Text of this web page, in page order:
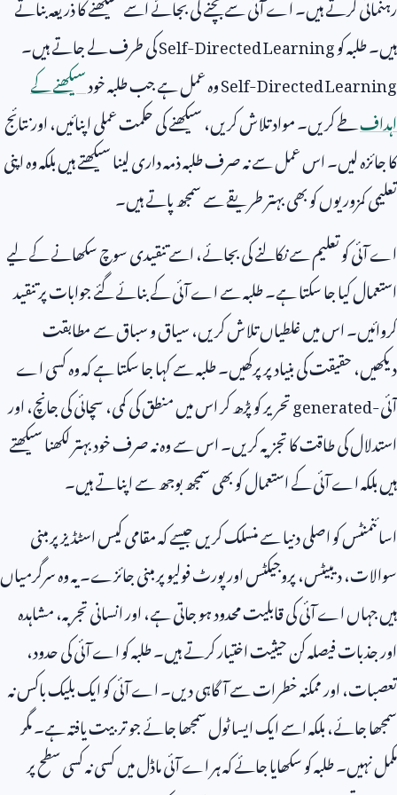
ہیں۔ طلبہ کوSelf-Directed Learningکی طرف لے جاتے ہیں۔
Self-Directed Learningوہ عمل ہے جب طلبہ خودسیکھنے کے
اہدافطے کریں۔ مواد تلاش کریں، سیکھنے کی حکمت عملی اپنائیں، اور نتائج
کا جائزہ لیں۔ اس عمل سے نہ صرف طلبہ ذمہ داری لینا سیکھتے ہیں بلکہ وہ اپنی
تعلیمی کمزوریوں کو بھی بہتر طریقے سے سمجھ پاتے ہیں۔
اے آئی کو تعلیم سے نکالنے کی بجائے، اسے تنقیدی سوچ سکھانے کے لیے
استعمال کیا جا سکتا ہے۔ طلبہ سے اے آئی کے بنائے گئے جوابات پر تنقید
کروائیں۔ اس میں غلطیاں تلاش کریں، سیاق و سباق سے مطابقت
دیکھیں، حقیقت کی بنیاد پر پرکھیں۔ طلبہ سے کہا جا سکتا ہے کہ وہ کسی اے
آئی-generatedتحریر کو پڑھ کر اس میں منطق کی کمی، سچائی کی جانچ، اور
استدلال کی طاقت کا تجزیہ کریں۔ اس سے وہ نہ صرف خود بہتر لکھنا سیکھتے
ہیں بلکہ اے آئی کے استعمال کو بھی سمجھ بوجھ سے اپناتے ہیں۔
اسائنمنٹس کو اصلی دنیا سے منسلک کریں جیسے کہ مقامی کیس اسٹڈیز پر مبنی
سوالات، دیبیٹس، پروجیکٹس اور پورٹ فولیو پر مبنی جائزے۔ یہ وہ سرگرمیاں
ہیں جہاں اے آئی کی قابلیت محدود ہو جاتی ہے، اور انسانی تجربہ، مشاہدہ
اور جذبات فیصلہ کن حیثیت اختیار کرتے ہیں۔ طلبہ کو اے آئی کی حدود،
تعصبات، اور ممکنہ خطرات سے آگاہی دیں۔ اے آئی کو ایک بلیک باکس نہ
سمجھا جائے، بلکہ اسے ایک ایسا ٹول سمجھا جائے جو تربیت یافتہ ہے۔ مگر
مکمل نہیں۔ طلبہ کو سکھایا جائے کہ ہر اے آئی ماڈل میں کسی نہ کسی سطح پر